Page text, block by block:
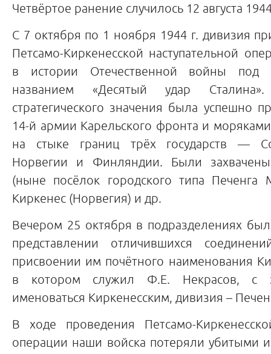
Четвёртое ранение случилось 12 августа
С 7 октября по 1 ноября 1944 г. дивизия
Петсамо-Киркенесской наступательной
в истории Отечественной войны под
названием «Десятый удар
стратегического значения была успешно
14-й армии Карельского фронта и
на стыке границ трёх государств —
Норвегии и Финляндии. Были
(ныне посёлок городского типа Печенга
Киркенес (Норвегия) и др.
Вечером 25 октября в подразделениях
представлении отличившихся
присвоении им почётного наименования
в котором служил Ф.Е. Некрасов, с
именоваться Киркенесским, дивизия –
В ходе проведения Петсамо-
операции наши войска потеряли убитыми